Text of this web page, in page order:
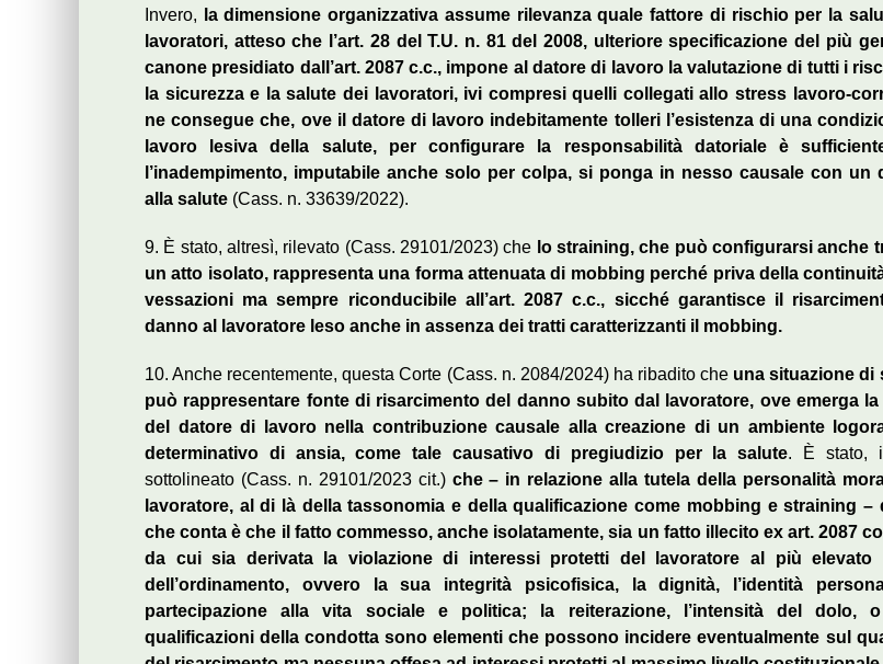
Invero, la dimensione organizzativa assume rilevanza quale fattore di rischio per la
lavoratori, atteso che l’art. 28 del T.U. n. 81 del 2008, ulteriore specificazione del più
canone presidiato dall’art. 2087 c.c., impone al datore di lavoro la valutazione di tutti i
la sicurezza e la salute dei lavoratori, ivi compresi quelli collegati allo stress lavoro-
ne consegue che, ove il datore di lavoro indebitamente tolleri l’esistenza di una
lavoro lesiva della salute, per configurare la responsabilità datoriale è
l’inadempimento, imputabile anche solo per colpa, si ponga in nesso causale con un
alla salute (Cass. n. 33639/2022).
9. È stato, altresì, rilevato (Cass. 29101/2023) che lo straining, che può configurarsi anche
un atto isolato, rappresenta una forma attenuata di mobbing perché priva della
vessazioni ma sempre riconducibile all’art. 2087 c.c., sicché garantisce il
danno al lavoratore leso anche in assenza dei tratti caratterizzanti il mobbing.
10. Anche recentemente, questa Corte (Cass. n. 2084/2024) ha ribadito che una situazione di
può rappresentare fonte di risarcimento del danno subito dal lavoratore, ove emerga
del datore di lavoro nella contribuzione causale alla creazione di un ambiente
determinativo di ansia, come tale causativo di pregiudizio per la salute. È stato,
sottolineato (Cass. n. 29101/2023 cit.) che – in relazione alla tutela della personalità
lavoratore, al di là della tassonomia e della qualificazione come mobbing e straining –
che conta è che il fatto commesso, anche isolatamente, sia un fatto illecito ex art. 2087
da cui sia derivata la violazione di interessi protetti del lavoratore al più elevato
dell’ordinamento, ovvero la sua integrità psicofisica, la dignità, l’identità
partecipazione alla vita sociale e politica; la reiterazione, l’intensità del dolo,
qualificazioni della condotta sono elementi che possono incidere eventualmente sul